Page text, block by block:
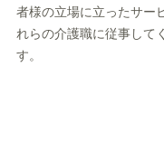
者様の立場に立ったサー
れらの介護職に従事して
す。